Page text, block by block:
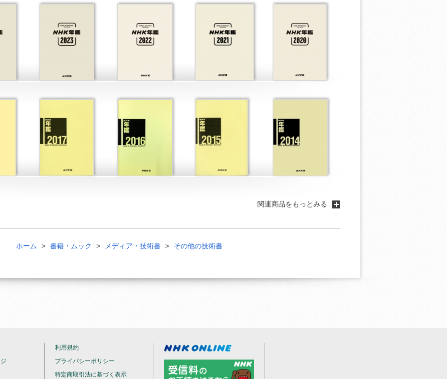
関連商品をもっとみる
ホーム 書籍・ムック メディア・技術書 その他の技術書
利用規約
プライバシーポリシー
特定商取引法に基づく表示